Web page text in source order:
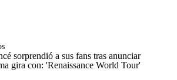
sorprendió a sus fans tras anunciar
gira con: 'Renaissance World Tour'